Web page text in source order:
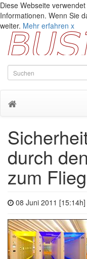
Diese Webseite
Informationen. Wenn Sie
weiter. Mehr erfahren x
durch
zum
08 Juni 2011